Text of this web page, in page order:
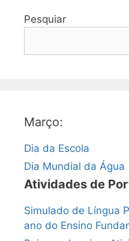
Pesquiar
Março:
Dia da Escola
Dia Mundial da Água
Atividades de
Simulado de Língua
ano do Ensino